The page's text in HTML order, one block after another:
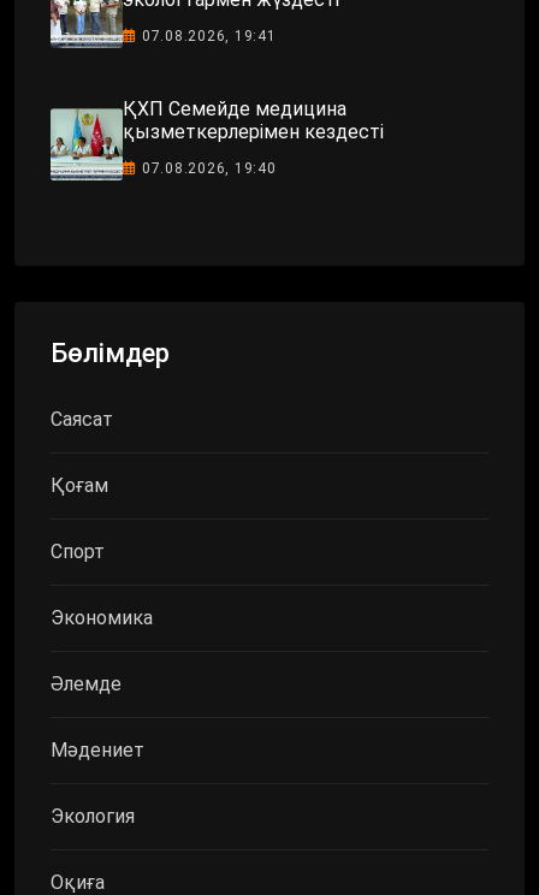
07.08.2026, 19:41
ҚХП Семейде медицина
қызметкерлерімен кездесті
07.08.2026, 19:40
Бөлімдер
Саясат
Қоғам
Спорт
Экономика
Әлемде
Мәдениет
Экология
Оқиға